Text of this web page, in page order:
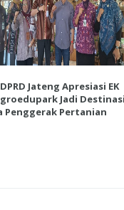
Jateng Apresiasi EK
Jadi Destinasi
Penggerak Pertanian